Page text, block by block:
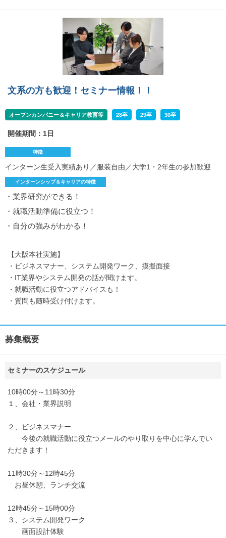
文系の方も歓迎！セミナー情報！！
オープンカンパニー＆キャリア教育等 28卒 29卒 30卒
開催期間：1日
特徴
インターン生受入実績あり／服装自由／大学1・2年生の参加歓迎
インターンシップ＆キャリアの特徴
・業界研究ができる！
・就職活動準備に役立つ！
・自分の強みがわかる！
【大阪本社実施】
・ビジネスマナー、システム開発ワーク、摸擬面接
・IT業界やシステム開発の話が聞けます。
・就職活動に役立つアドバイスも！
・質問も随時受け付けます。
募集概要
セミナーのスケジュール
10時00分～11時30分
１、会社・業界説明
２、ビジネスマナー
今後の就職活動に役立つメールのやり取りを中心に学んでい
ただきます！
11時30分～12時45分
お昼休憩、ランチ交流
12時45分～15時00分
３、システム開発ワーク
画面設計体験